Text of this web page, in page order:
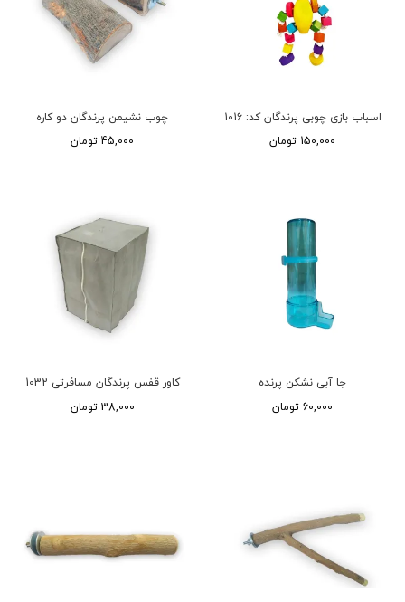
اسباب بازی چوبی پرندگان کد: 1016
150,000 تومان
چوب نشیمن پرندگان دو کاره
45,000 تومان
جا آبی نشکن پرنده
60,000 تومان
کاور قفس پرندگان مسافرتی 1032
38,000 تومان